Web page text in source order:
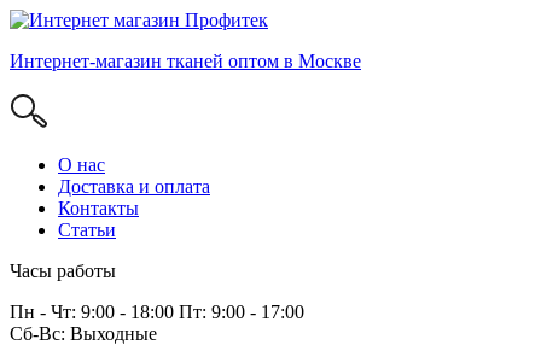
Интернет-магазин тканей оптом в Москве
О нас
Доставка и оплата
Контакты
Статьи
Часы работы
Пн - Чт: 9:00 - 18:00 Пт: 9:00 - 17:00
Сб-Вс: Выходные